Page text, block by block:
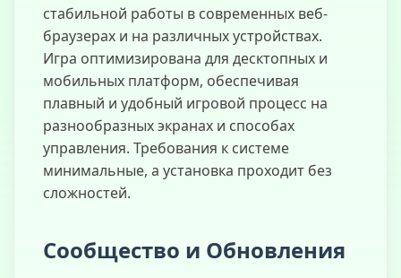
стабильной работы в современных веб-
браузерах и на различных устройствах.
Игра оптимизирована для десктопных и
мобильных платформ, обеспечивая
плавный и удобный игровой процесс на
разнообразных экранах и способах
управления. Требования к системе
минимальные, а установка проходит без
сложностей.
Сообщество и Обновления